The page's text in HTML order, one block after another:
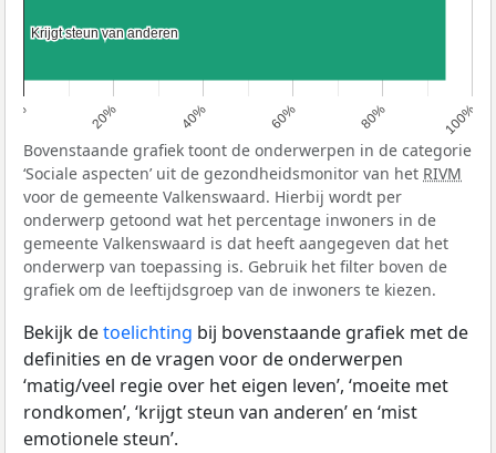
0% 20% 40% 60% 80% 100%
Krijgt steun van anderen
Krijgt steun van anderen
Bovenstaande grafiek toont de onderwerpen in de categorie
‘Sociale aspecten’ uit de gezondheidsmonitor van het RIVM
voor de gemeente Valkenswaard. Hierbij wordt per
onderwerp getoond wat het percentage inwoners in de
gemeente Valkenswaard is dat heeft aangegeven dat het
onderwerp van toepassing is. Gebruik het filter boven de
grafiek om de leeftijdsgroep van de inwoners te kiezen.
Bekijk detoelichting bij bovenstaande grafiek met de
definities en de vragen voor de onderwerpen
‘matig/veel regie over het eigen leven’, ‘moeite met
rondkomen’, ‘krijgt steun van anderen’ en ‘mist
emotionele steun’.